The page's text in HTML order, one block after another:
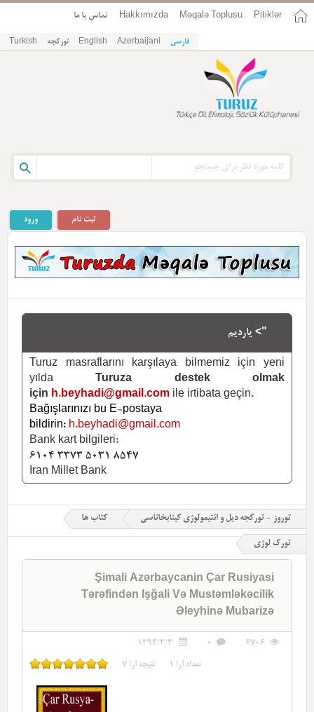
Pitiklər
Məqalə Toplusu
Hakkımızda تماس با ما
فارسی Azerbaijani
English تورکجه Turkish
ورود ثبت نام
"> یاردیم
Turuz masraflarını karşılaya bilmemiz için yeni
yılda
Turuza destek olmak
için h.beyhadi@gmail.com ile irtibata geçin.
Bağışlarınızı bu E-postaya
bildirin: h.beyhadi@gmail.com
Bank kart bilgileri:
6104 3373 5031 8547
Iran Millet Bank
توروز - تورکجه دیل و ائتیمولوژی کیتابخاناسی کتاب ها
تورک لوژی
Şimali Azərbaycanin Çar Rusiyasi
Tərəfindən Işğali Və Mustəmləkəcilik
Əleyhinə Mubarizə
6706
0
1394/3/3
تعداد آرا 1 نتیجه آرا 7